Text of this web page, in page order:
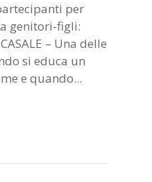
per
genitori-figli:
– Una delle
si educa un
e quando...